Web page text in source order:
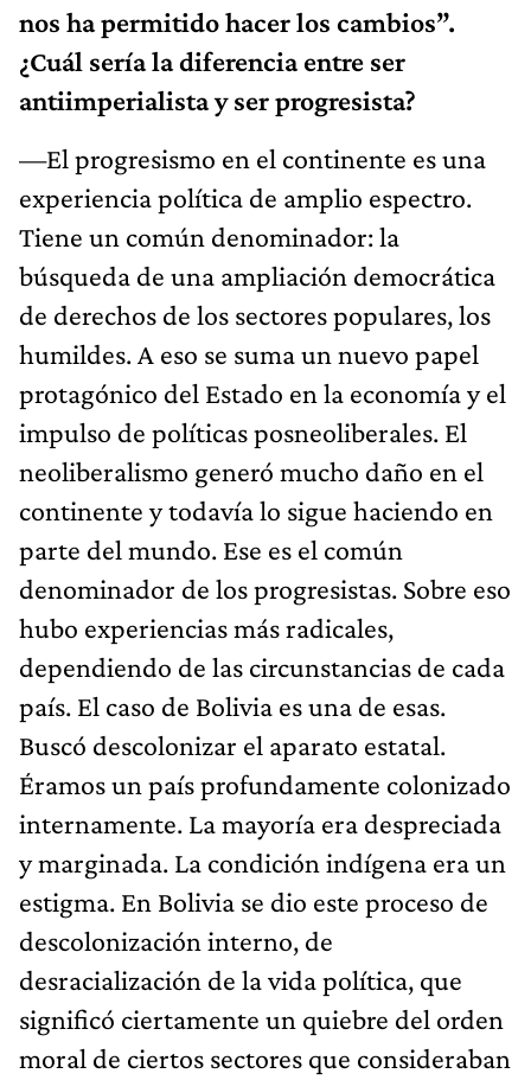
nos ha permitido hacer los cambios”.
¿Cuál sería la diferencia entre ser
antiimperialista y ser progresista?
—El progresismo en el continente es una
experiencia política de amplio espectro.
Tiene un común denominador: la
búsqueda de una ampliación democrática
de derechos de los sectores populares, los
humildes. A eso se suma un nuevo papel
protagónico del Estado en la economía y el
impulso de políticas posneoliberales. El
neoliberalismo generó mucho daño en el
continente y todavía lo sigue haciendo en
parte del mundo. Ese es el común
denominador de los progresistas. Sobre eso
hubo experiencias más radicales,
dependiendo de las circunstancias de cada
país. El caso de Bolivia es una de esas.
Buscó descolonizar el aparato estatal.
Éramos un país profundamente colonizado
internamente. La mayoría era despreciada
y marginada. La condición indígena era un
estigma. En Bolivia se dio este proceso de
descolonización interno, de
desracialización de la vida política, que
significó ciertamente un quiebre del orden
moral de ciertos sectores que consideraban